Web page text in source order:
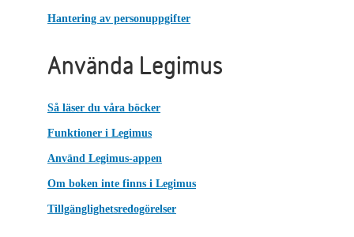
Hantering av personuppgifter
Använda Legimus
Så läser du våra böcker
Funktioner i Legimus
Använd Legimus-appen
Om boken inte finns i Legimus
Tillgänglighetsredogörelser